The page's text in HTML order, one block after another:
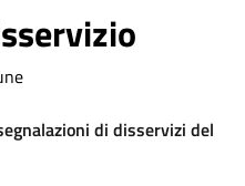
di disservizi del